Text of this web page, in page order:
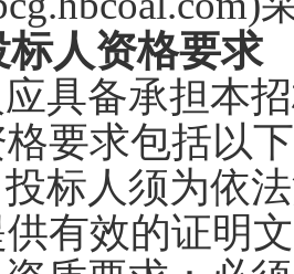
标人资格要求
具备承担本
要求包括以
投标人须为依
有效的证明